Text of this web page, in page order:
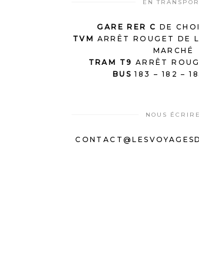
EN
GARE RER C DE
TVM ARRÊT ROUGET DE
MARCHÉ
TRAM T9 ARRÊT
BUS 183 – 182 –
NOUS ÉCRIRE